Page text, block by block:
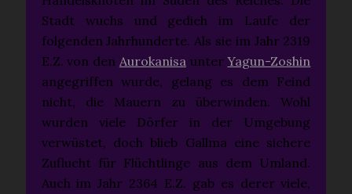
Stadt wuchs und gedieh im Laufe der
folgenden Jahrhunderte. Als sie im Jahr 2319
E.Z. von den Aurokanisa unterYagun-Zoshin
angegriffen wurde, gelang es dem Feind
nicht, die Mauern zu überwinden. Wohl
wurden viele Dörfer in der Umgebung
verwüstet, doch blieb Gallma eine sichere
Zuflucht für Flüchtlinge aus dem Umland.
Auch im Jahr 2364 E.Z. gab es derer viele,